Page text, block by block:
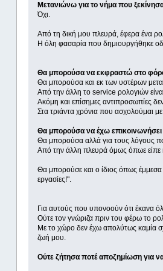
Μετανιώνω για το νήμα που
Όχι.
Από τη δική μου πλευρά, έφερα ένα
Η όλη φασαρία που δημιουργήθηκε
Θα μπορούσα να εκφραστώ στο
Θα μπορούσα και εκ των υστέρων
Από την άλλη το service ρολογιών
Ακόμη και επίσημες αντιπροσωπίες
Στα τριάντα χρόνια που ασχολούμαι
Θα μπορούσα να έχω επικοινωνήσει
Θα μπορούσα αλλά για τους λόγους
Από την άλλη πλευρά όμως όπωε είπε
Θα μπορούσε και ο ίδιος όπως έμμεσα
εργασίες!".
Για αυτούς που υπονοούν ότι έκανα
Ούτε τον γνώριζα πριν του φέρω το
Με το χώρο δεν έχω απολύτως καμία
ζωή μου.
Ούτε ζήτησα ποτέ αποζημίωση για